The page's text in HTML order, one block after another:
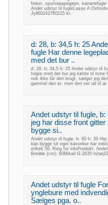
finker, spurvepapegøjer,
Andet udstyr til fugleLasse
Jyll60242760225 kr.
d: 28, b: 34,5 h: 25
fugle Har denne
med det bur ..
d: 28, b: 34,5 h: 25 Andet udstyr til
fulgte med det bur jeg købte til mine
nok ikke får den brugt, sælger jeg
gammel den er, men den ser ud til
Andet udstyr til fugle, b:
jeg har disse front
bygge si..
Andet udstyr til fugle, b: 60 h: 30
kan bygge sit eget kassebur har
enkelt 50. Ring for infoProdukt:
Bredde (cm): 60Mikail G.2635
Andet udstyr til fugle
ynglebure med
Sælges pga. o..